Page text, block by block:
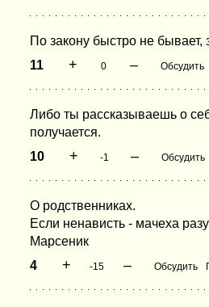
По закону быстро не бывает,
11
+ 0 – Обсудить
Либо ты рассказываешь о
получается.
10
+ -1 – Обсудить
О родственниках.
Если ненависть - мачеха
Марсеник
4
+ -15 – Обсудить